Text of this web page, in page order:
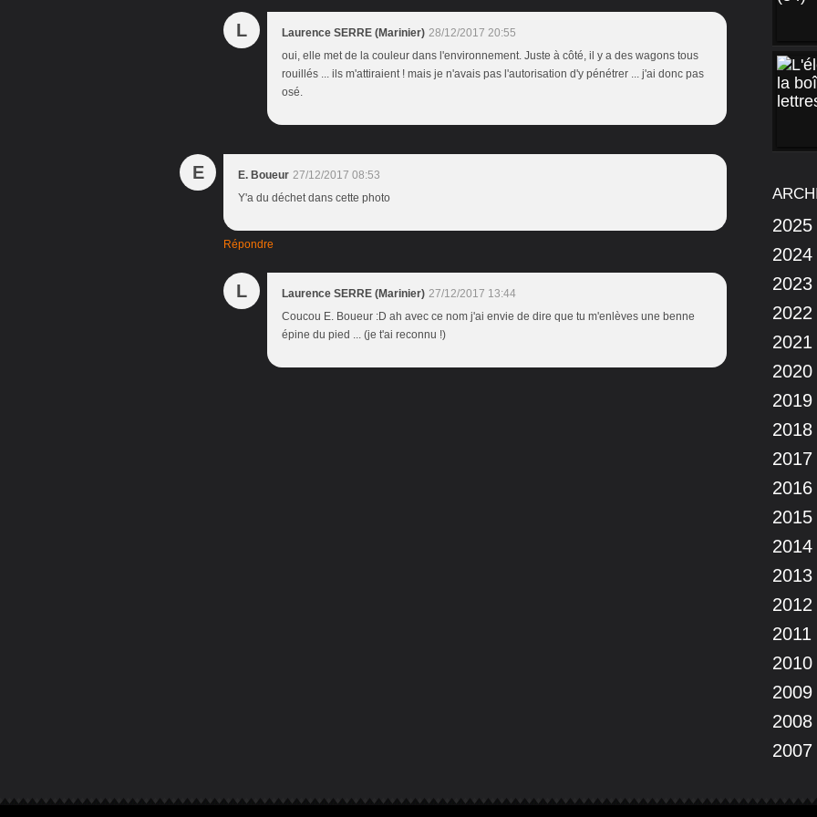
L Laurence SERRE (Marinier) 28/12/2017 20:55
oui, elle met de la couleur dans l'environnement. Juste à côté, il y a des wagons tous
rouillés ... ils m'attiraient ! mais je n'avais pas l'autorisation d'y pénétrer ... j'ai donc pas
osé.
E E. Boueur 27/12/2017 08:53
Y'a du déchet dans cette photo
Répondre
L Laurence SERRE (Marinier) 27/12/2017 13:44
Coucou E. Boueur :D ah avec ce nom j'ai envie de dire que tu m'enlèves une benne
épine du pied ... (je t'ai reconnu !)
2025
2024
2023
2022
2021
2020
2019
2018
2017
2016
2015
2014
2013
2012
2011
2010
2009
2008
2007